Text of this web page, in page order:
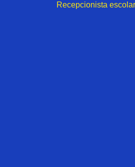
Recepcionista escolar